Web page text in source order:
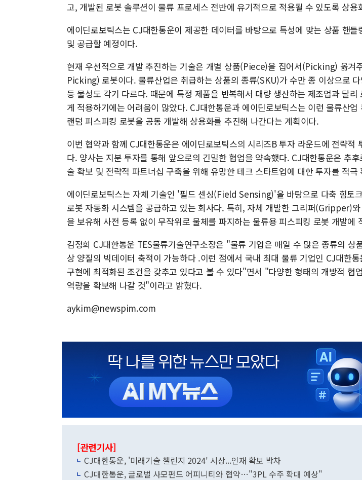
고, 개발된 로봇 솔루션이 물류 프로세스 전반에 유기적으로 적용될 수 있도록 상용
에이딘로보틱스는 CJ대한통운이 제공한 데이터를 바탕으로 특성에 맞는 상품 핸들
및 공급할 예정이다.
현재 우선적으로 개발 추진하는 기술은 개별 상품(Piece)을 집어서(Picking) 옮겨
Picking) 로봇이다. 물류산업은 취급하는 상품의 종류(SKU)가 수만 종 이상으로 다
등 물성도 각기 다르다. 때문에 특정 제품을 반복해서 대량 생산하는 제조업과 달리
게 적용하기에는 어려움이 많았다. CJ대한통운과 에이딘로보틱스는 이런 물류산업
랜덤 피스피킹 로봇을 공동 개발해 상용화를 추진해 나간다는 계획이다.
이번 협약과 함께 CJ대한통운은 에이딘로보틱스의 시리즈B 투자 라운드에 전략적
다. 양사는 지분 투자를 통해 앞으로의 긴밀한 협업을 약속했다. CJ대한통운은 추
술 확보 및 전략적 파트너십 구축을 위해 유망한 테크 스타트업에 대한 투자를 적극
에이딘로보틱스는 자체 기술인 '필드 센싱(Field Sensing)'을 바탕으로 다축 힘토
로봇 자동화 시스템을 공급하고 있는 회사다. 특히, 자체 개발한 그리퍼(Gripper)
을 보유해 사전 등록 없이 무작위로 물체를 파지하는 물류용 피스피킹 로봇 개발에
김정희 CJ대한통운 TES물류기술연구소장은 "물류 기업은 매일 수 많은 종류의 상
상 양질의 빅데이터 축적이 가능하다 .이런 점에서 국내 최대 물류 기업인 CJ대한
구현에 최적화된 조건을 갖추고 있다고 볼 수 있다"면서 "다양한 형태의 개방적 협
역량을 확보해 나갈 것"이라고 밝혔다.
aykim@newspim.com
[관련기사]
CJ대한통운, '미래기술 챌린지 2024' 시상...인재 확보 박차
CJ대한통운, 글로벌 사모펀드 어피니티와 협약…"3PL 수주 확대 예상"